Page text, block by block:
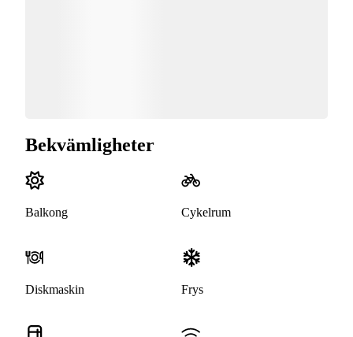
Bekvämligheter
Balkong Cykelrum
Diskmaskin Frys